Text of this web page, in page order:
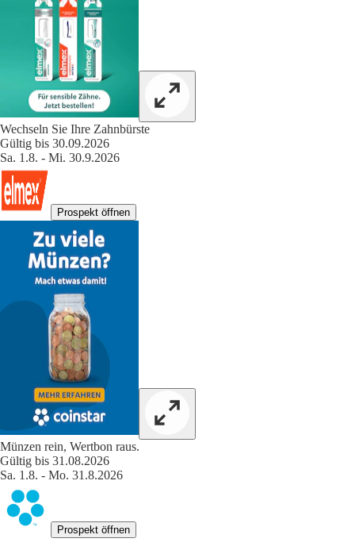
Wechseln Sie Ihre Zahnbürste
Gültig bis 30.09.2026
Sa. 1.8. - Mi. 30.9.2026
Prospekt öffnen
Münzen rein, Wertbon raus.
Gültig bis 31.08.2026
Sa. 1.8. - Mo. 31.8.2026
Prospekt öffnen